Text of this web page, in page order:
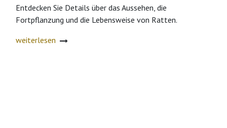
Entdecken Sie Details über das Aussehen, die
Fortpflanzung und die Lebensweise von Ratten.
weiterlesen